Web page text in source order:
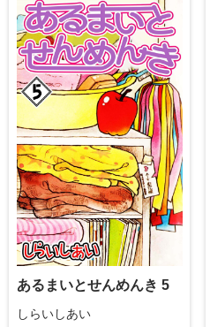
あるまいとせんめんき 5
しらいしあい